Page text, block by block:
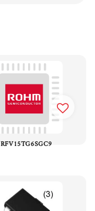
RFV15TG6SGC9